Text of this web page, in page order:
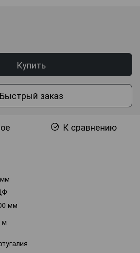
Купить
Быстрый заказ
К сравнению
мм
м